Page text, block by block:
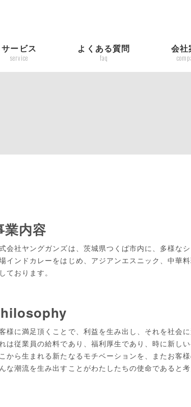
サービス
service
よくある質問
faq
会社
業内容
会社ヤングガンズは、茨城県つくば市内に、多様な
インドカレーをはじめ、アジアンエスニック、中華
ております。
様に満足頂くことで、利益を生み出し、それを社会に
は従業員の給料であり、福利厚生であり、時に新し
から生まれる新たなるモチベーションを、またお客様
な潮流を生み出すことがわたしたちの使命であると考